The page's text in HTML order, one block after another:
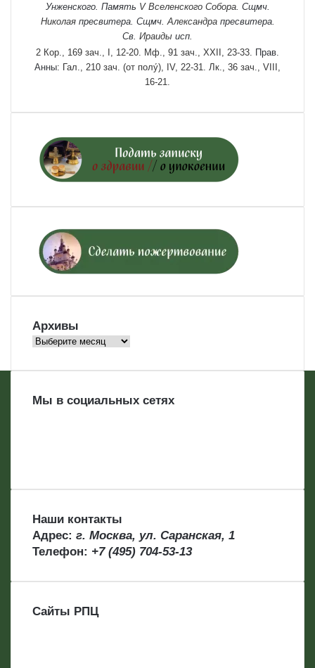
Унженского. Память V Вселенского Собора. Сщмч.
Николаяпресвитера. Сщмч. Александрапресвитера.
Св. Ираиды исп.
2 Кор., 169 зач., I, 12-20. Мф., 91 зач., XXII, 23-33. Прав.
Анны: Гал., 210 зач. (от полу́), IV, 22-31.
Лк., 36 зач., VIII,
16-21.
Архивы
Архивы
Мы в социальных сетях
Наши контакты
Адрес: г. Москва, ул. Саранская, 1
Телефон: +7 (495) 704-53-13
Сайты РПЦ